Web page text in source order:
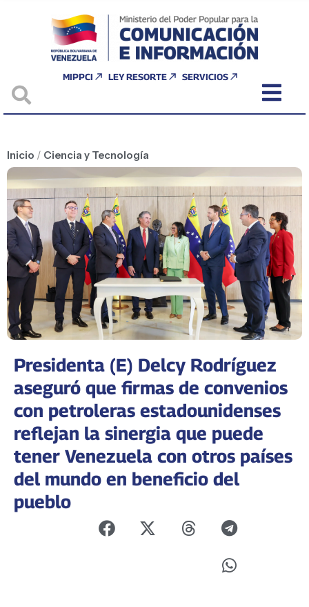
MIPPCI LEY RESORTE SERVICIOS
Inicio / Ciencia y Tecnología
Presidenta (E) Delcy Rodríguez
aseguró que firmas de convenios
con petroleras estadounidenses
reflejan la sinergia que puede
tener Venezuela con otros países
del mundo en beneficio del
pueblo